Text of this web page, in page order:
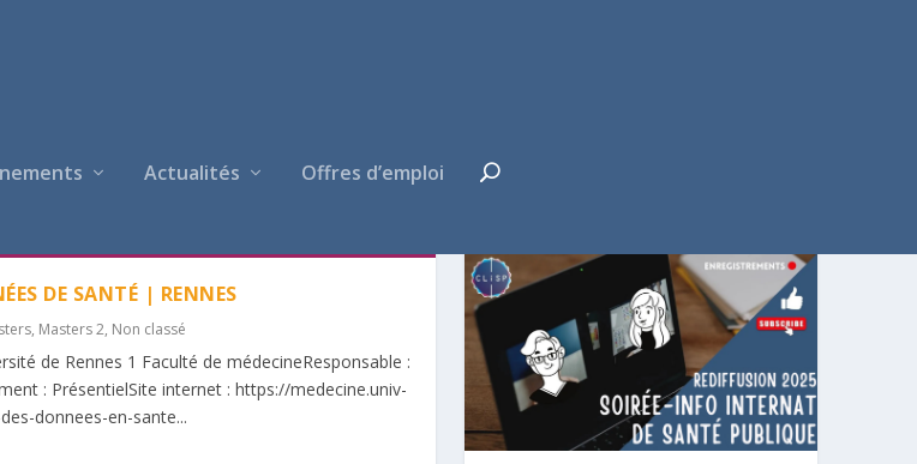
Actualités Offres d’emploi
DE SANTÉ | RENNES
, Masters 2, Non classé
de Rennes 1 Faculté de médecineResponsable :
: PrésentielSite internet : https://medecine.univ-
donnees-en-sante...